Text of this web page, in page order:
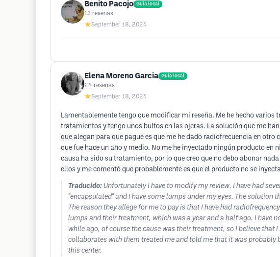
Benito Pacojo Guía local
13 reseñas
★September 18, 2024
Elena Moreno Garcia Guía local
24 reseñas
★September 18, 2024
Lamentablemente tengo que modificar mi reseña. Me he hecho
tratamientos y tengo unos bultos en las ojeras. La solución que me
que alegan para que pague es que me he dado radiofrecuencia en
que fue hace un año y medio. No me he inyectado ningún producto
causa ha sido su tratamiento, por lo que creo que no debo abonar
ellos y me comentó que probablemente es que el producto no se
Traducido: Unfortunately I have to modify my review. I have had
"encapsulated" and I have some lumps under my eyes. The
The reason they allege for me to pay is that I have had
lumps and their treatment, which was a year and a half ago. I have
while ago, of course the cause was their treatment, so I believe
collaborates with them treated me and told me that it was probably
this center.